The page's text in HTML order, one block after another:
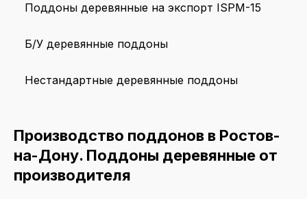
Поддоны деревянные на экспорт ISPM-15
Б/У деревянные поддоны
Нестандартные деревянные поддоны
Производство поддонов в Ростов-
на-Дону. Поддоны деревянные от
производителя